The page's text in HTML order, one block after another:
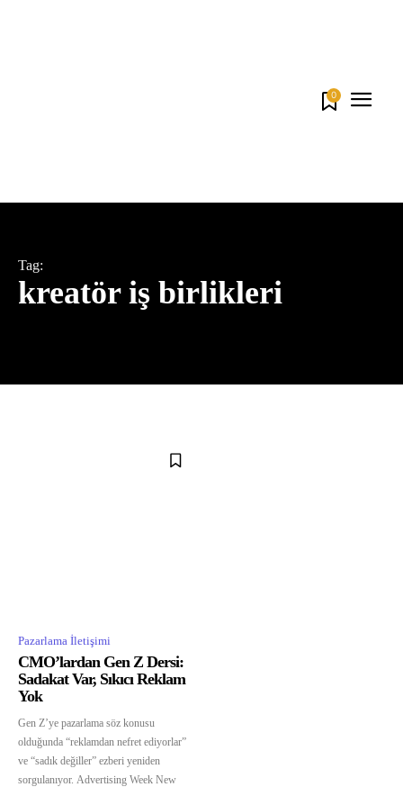
0
Tag:
kreatör iş birlikleri
Pazarlama İletişimi
CMO’lardan Gen Z Dersi:
Sadakat Var, Sıkıcı Reklam
Yok
Gen Z’ye pazarlama söz konusu
olduğunda “reklamdan nefret ediyorlar”
ve “sadık değiller” ezberi yeniden
sorgulanıyor. Advertising Week New